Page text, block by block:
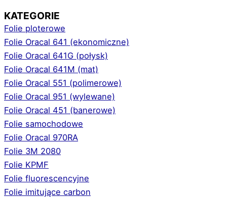
KATEGORIE
Folie ploterowe
Folie Oracal 641 (ekonomiczne)
Folie Oracal 641G (połysk)
Folie Oracal 641M (mat)
Folie Oracal 551 (polimerowe)
Folie Oracal 951 (wylewane)
Folie Oracal 451 (banerowe)
Folie samochodowe
Folie Oracal 970RA
Folie 3M 2080
Folie KPMF
Folie fluorescencyjne
Folie imitujące carbon